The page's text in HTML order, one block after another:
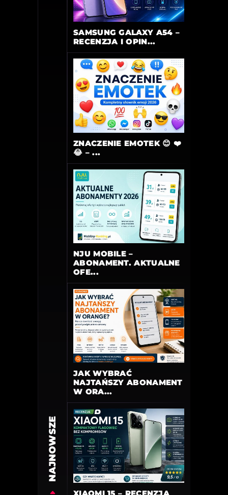
NAJNOWSZE
SAMSUNG GALAXY A54 –
RECENZJA I OPIN...
ZNACZENIE EMOTEK 😊 ❤️
😂 – ...
NJU MOBILE –
ABONAMENT. AKTUALNE
OFE...
JAK WYBRAĆ
NAJTAŃSZY ABONAMENT
W ORA...
XIAOMI 15 – RECENZJA